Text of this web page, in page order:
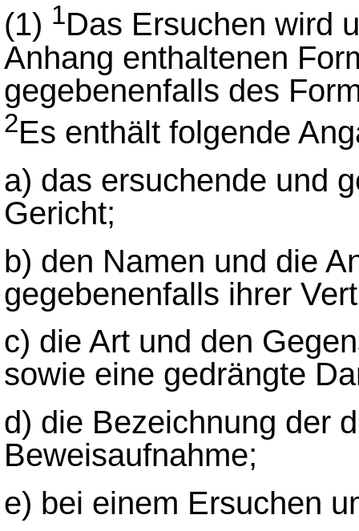
(1) 1Das Ersuchen wird
Anhang enthaltenen
gegebenenfalls des
2Es enthält folgende
a) das ersuchende und
Gericht;
b) den Namen und die
gegebenenfalls ihrer
c) die Art und den
sowie eine gedrängte
d) die Bezeichnung der
Beweisaufnahme;
e) bei einem Ersuchen